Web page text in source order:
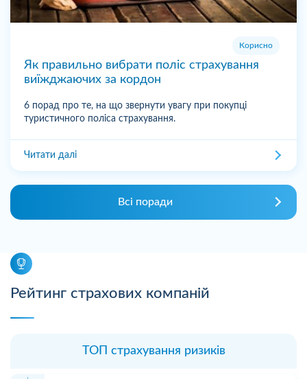
Корисно
Як правильно вибрати поліс страхування
виїжджаючих за кордон
6 порад про те, на що звернути увагу при покупці
туристичного поліса страхування.
Читати далі
Всі поради
Рейтинг страхових компаній
ТОП страхування ризиків